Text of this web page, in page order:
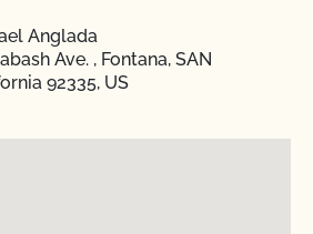
Anglada
Ave. , Fontana, SAN
92335, US